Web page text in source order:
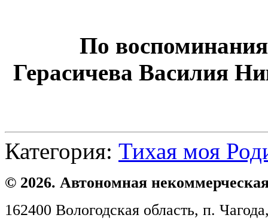
По
Герасичева Василия
Категория: Тихая моя
© 2026. Автономная
162400 Вологодская область, п.